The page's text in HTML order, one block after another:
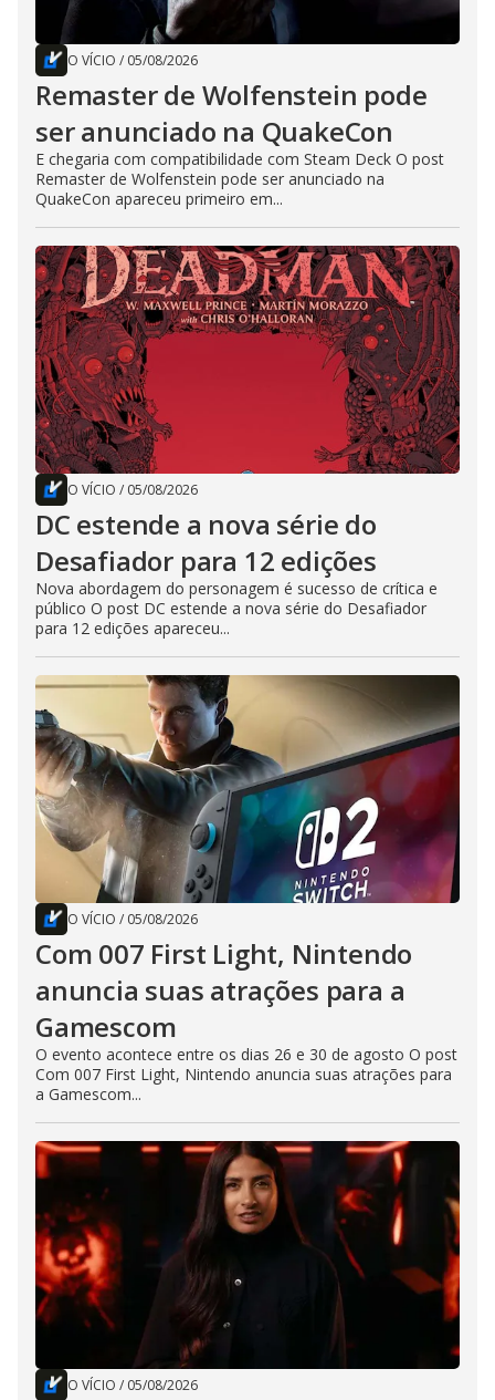
O VÍCIO / 05/08/2026
Remaster de Wolfenstein pode
ser anunciado na QuakeCon
E chegaria com compatibilidade com Steam Deck O post
Remaster de Wolfenstein pode ser anunciado na
QuakeCon apareceu primeiro em...
O VÍCIO / 05/08/2026
DC estende a nova série do
Desafiador para 12 edições
Nova abordagem do personagem é sucesso de crítica e
público O post DC estende a nova série do Desafiador
para 12 edições apareceu...
O VÍCIO / 05/08/2026
Com 007 First Light, Nintendo
anuncia suas atrações para a
Gamescom
O evento acontece entre os dias 26 e 30 de agosto O post
Com 007 First Light, Nintendo anuncia suas atrações para
a Gamescom...
O VÍCIO / 05/08/2026